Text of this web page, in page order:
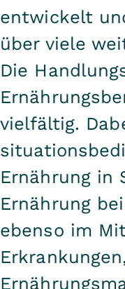
entwickelt
über viele
Die
vielfältig.
Ernährung in
Ernährung
ebenso im